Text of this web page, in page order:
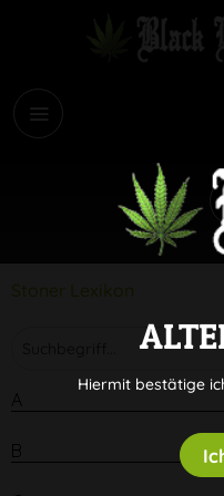
Stoner Lexikon
A
B
Hiermit bestätige